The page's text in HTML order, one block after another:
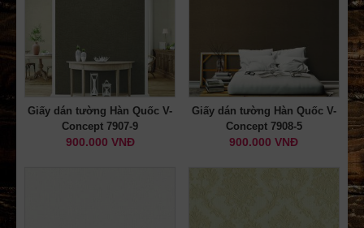
Giấy dán tường Hàn Quốc V-
Concept 7907-9
900.000 VNĐ
Giấy dán tường Hàn Quốc V-
Concept 7908-5
900.000 VNĐ